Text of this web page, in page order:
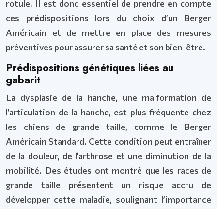
rotule. Il est donc essentiel de prendre en compte
ces prédispositions lors du choix d’un Berger
Américain et de mettre en place des mesures
préventives pour assurer sa santé et son bien-être.
Prédispositions génétiques liées au
gabarit
La dysplasie de la hanche, une malformation de
l’articulation de la hanche, est plus fréquente chez
les chiens de grande taille, comme le Berger
Américain Standard. Cette condition peut entraîner
de la douleur, de l’arthrose et une diminution de la
mobilité. Des études ont montré que les races de
grande taille présentent un risque accru de
développer cette maladie, soulignant l’importance